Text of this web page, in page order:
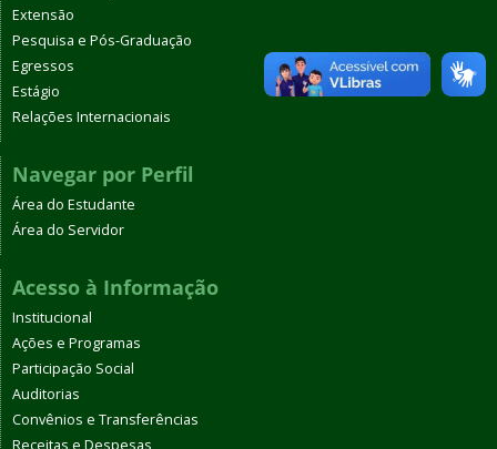
Extensão
Pesquisa e Pós-Graduação
Egressos
Estágio
Relações Internacionais
Navegar por Perfil
Área do Estudante
Área do Servidor
Acesso à Informação
Institucional
Ações e Programas
Participação Social
Auditorias
Convênios e Transferências
Receitas e Despesas